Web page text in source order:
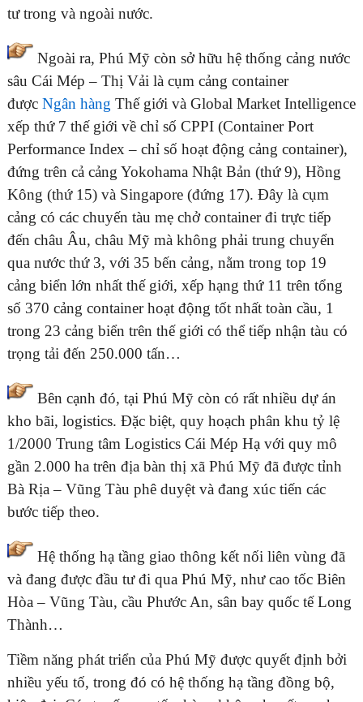
tư trong và ngoài nước.
Ngoài ra, Phú Mỹ còn sở hữu hệ thống cảng nước
sâu Cái Mép – Thị Vải là cụm cảng container
được Ngân hàng Thế giới và Global Market Intelligence
xếp thứ 7 thế giới về chỉ số CPPI (Container Port
Performance Index – chỉ số hoạt động cảng container),
đứng trên cả cảng Yokohama Nhật Bản (thứ 9), Hồng
Kông (thứ 15) và Singapore (đứng 17). Đây là cụm
cảng có các chuyến tàu mẹ chở container đi trực tiếp
đến châu Âu, châu Mỹ mà không phải trung chuyển
qua nước thứ 3, với 35 bến cảng, nằm trong top 19
cảng biển lớn nhất thế giới, xếp hạng thứ 11 trên tổng
số 370 cảng container hoạt động tốt nhất toàn cầu, 1
trong 23 cảng biển trên thế giới có thể tiếp nhận tàu có
trọng tải đến 250.000 tấn…
Bên cạnh đó, tại Phú Mỹ còn có rất nhiều dự án
kho bãi, logistics. Đặc biệt, quy hoạch phân khu tỷ lệ
1/2000 Trung tâm Logistics Cái Mép Hạ với quy mô
gần 2.000 ha trên địa bàn thị xã Phú Mỹ đã được tỉnh
Bà Rịa – Vũng Tàu phê duyệt và đang xúc tiến các
bước tiếp theo.
Hệ thống hạ tầng giao thông kết nối liên vùng đã
và đang được đầu tư đi qua Phú Mỹ, như cao tốc Biên
Hòa – Vũng Tàu, cầu Phước An, sân bay quốc tế Long
Thành…
Tiềm năng phát triển của Phú Mỹ được quyết định bởi
nhiều yếu tố, trong đó có hệ thống hạ tầng đồng bộ,
ĐĂNG KÝ TƯ VẤN MIỄN PHÍ